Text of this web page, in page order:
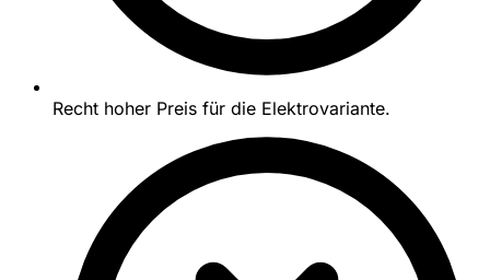
Recht hoher Preis für die Elektrovariante.